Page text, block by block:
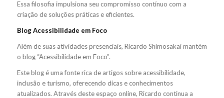
Essa filosofia impulsiona seu compromisso contínuo com a
criação de soluções práticas e eficientes.
Blog Acessibilidade em Foco
Além de suas atividades presenciais, Ricardo Shimosakai mantém
o blog “Acessibilidade em Foco”.
Este blog é uma fonte rica de artigos sobre acessibilidade,
inclusão e turismo, oferecendo dicas e conhecimentos
atualizados. Através deste espaço online, Ricardo continua a